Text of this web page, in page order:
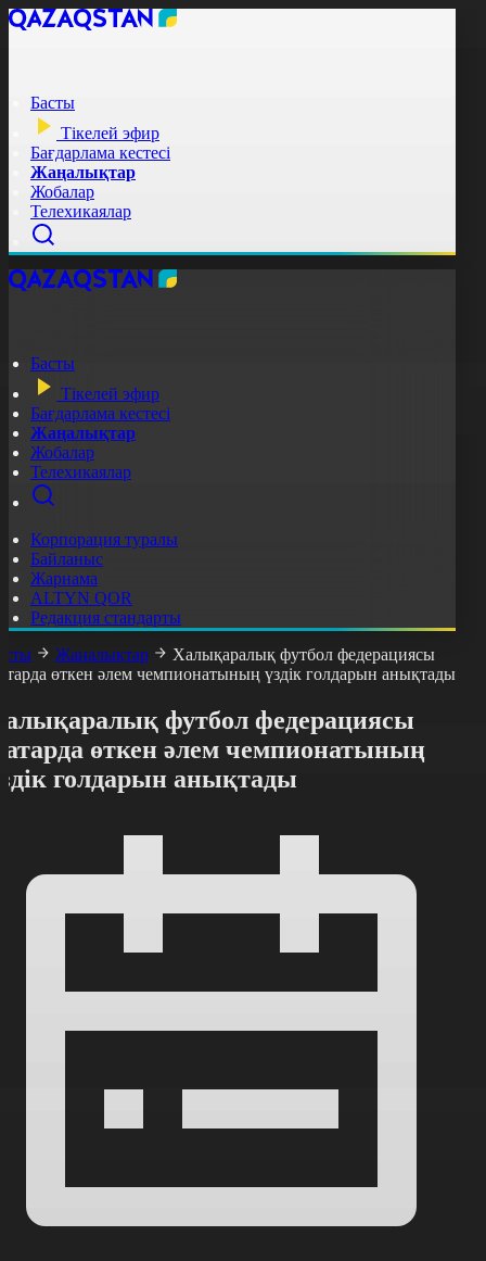
Басты
Тікелей эфир
Бағдарлама кестесі
Жаңалықтар
Жобалар
Телехикаялар
Басты
Тікелей эфир
Бағдарлама кестесі
Жаңалықтар
Жобалар
Телехикаялар
Корпорация туралы
Байланыс
Жарнама
ALTYN QOR
Редакция стандарты
Жаңалықтар
Халықаралық футбол федерациясы
өткен әлем чемпионатының үздік голдарын анықтады
футбол федерациясы
өткен әлем чемпионатының
голдарын анықтады